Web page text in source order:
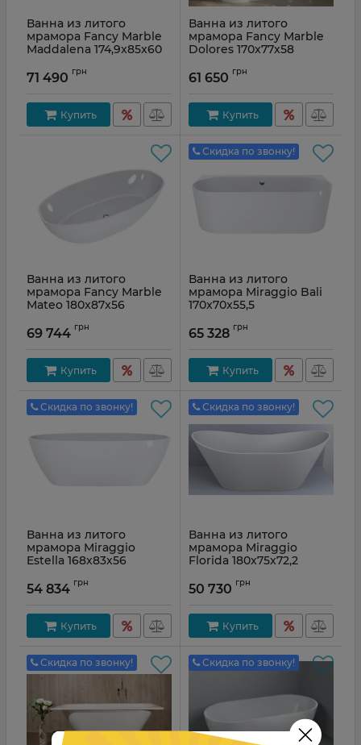
Ванна из литого
мрамора Fancy Marble
Maddalena 174,9x85x60
71 490 грн
Купить
Ванна из литого
мрамора Fancy Marble
Dolores 170x77x58
61 650 грн
Купить
Ванна из литого
мрамора Fancy Marble
Mateo 180x87x56
69 744 грн
Купить
Скидка по звонку!
Ванна из литого
мрамора Miraggio Bali
170x70x55,5
65 328 грн
Купить
Скидка по звонку!
Ванна из литого
мрамора Miraggio
Estella 168х83х56
54 834 грн
Купить
Скидка по звонку!
Ванна из литого
мрамора Miraggio
Florida 180x75x72,2
50 730 грн
Купить
Скидка по звонку! Скидка по звонку!